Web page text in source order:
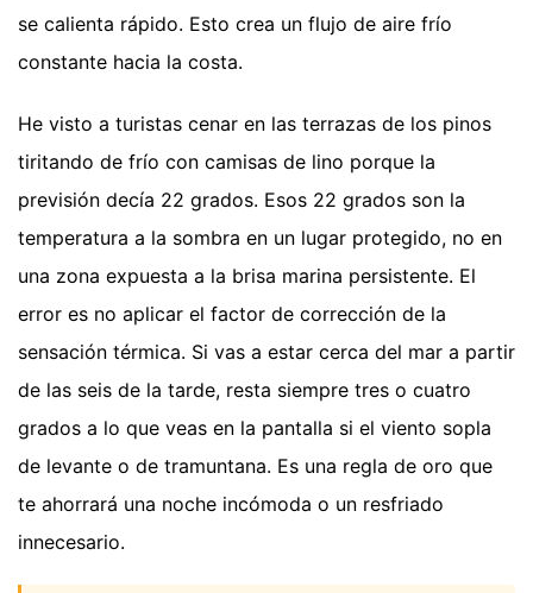
se calienta rápido. Esto crea un flujo de aire frío
constante hacia la costa.
He visto a turistas cenar en las terrazas de los pinos
tiritando de frío con camisas de lino porque la
previsión decía 22 grados. Esos 22 grados son la
temperatura a la sombra en un lugar protegido, no en
una zona expuesta a la brisa marina persistente. El
error es no aplicar el factor de corrección de la
sensación térmica. Si vas a estar cerca del mar a partir
de las seis de la tarde, resta siempre tres o cuatro
grados a lo que veas en la pantalla si el viento sopla
de levante o de tramuntana. Es una regla de oro que
te ahorrará una noche incómoda o un resfriado
innecesario.